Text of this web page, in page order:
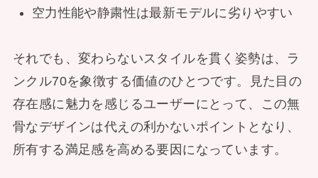
空力性能や静粛性は最新モデルに劣りやすい
それでも、変わらないスタイルを貫く姿勢は、ラ
ンクル70を象徴する価値のひとつです。見た目の
存在感に魅力を感じるユーザーにとって、この無
骨なデザインは代えの利かないポイントとなり、
所有する満足感を高める要因になっています。